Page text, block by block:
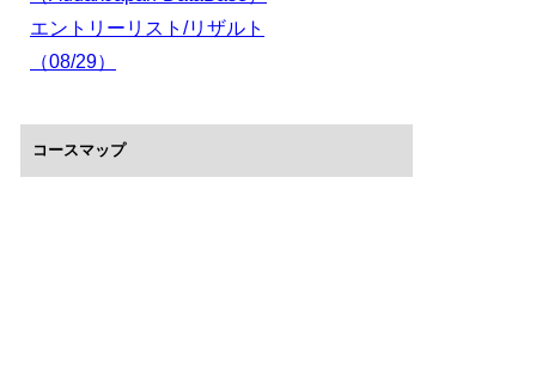
エントリーリスト/リザルト
（08/29）
コースマップ